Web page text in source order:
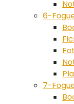
6-
7-